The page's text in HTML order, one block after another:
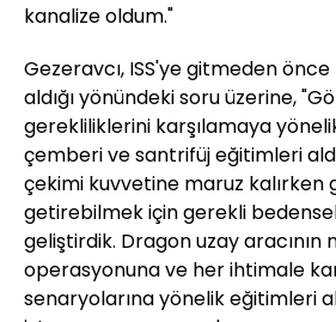
kanalize oldum."
Gezeravcı, ISS'ye gitmeden
aldığı yönündeki soru üzerine,
gerekliliklerini karşılamaya
çemberi ve santrifüj eğitimleri
çekimi kuvvetine maruz kalırken
getirebilmek için gerekli
geliştirdik. Dragon uzay aracının
operasyonuna ve her ihtimale
senaryolarına yönelik eğitimleri